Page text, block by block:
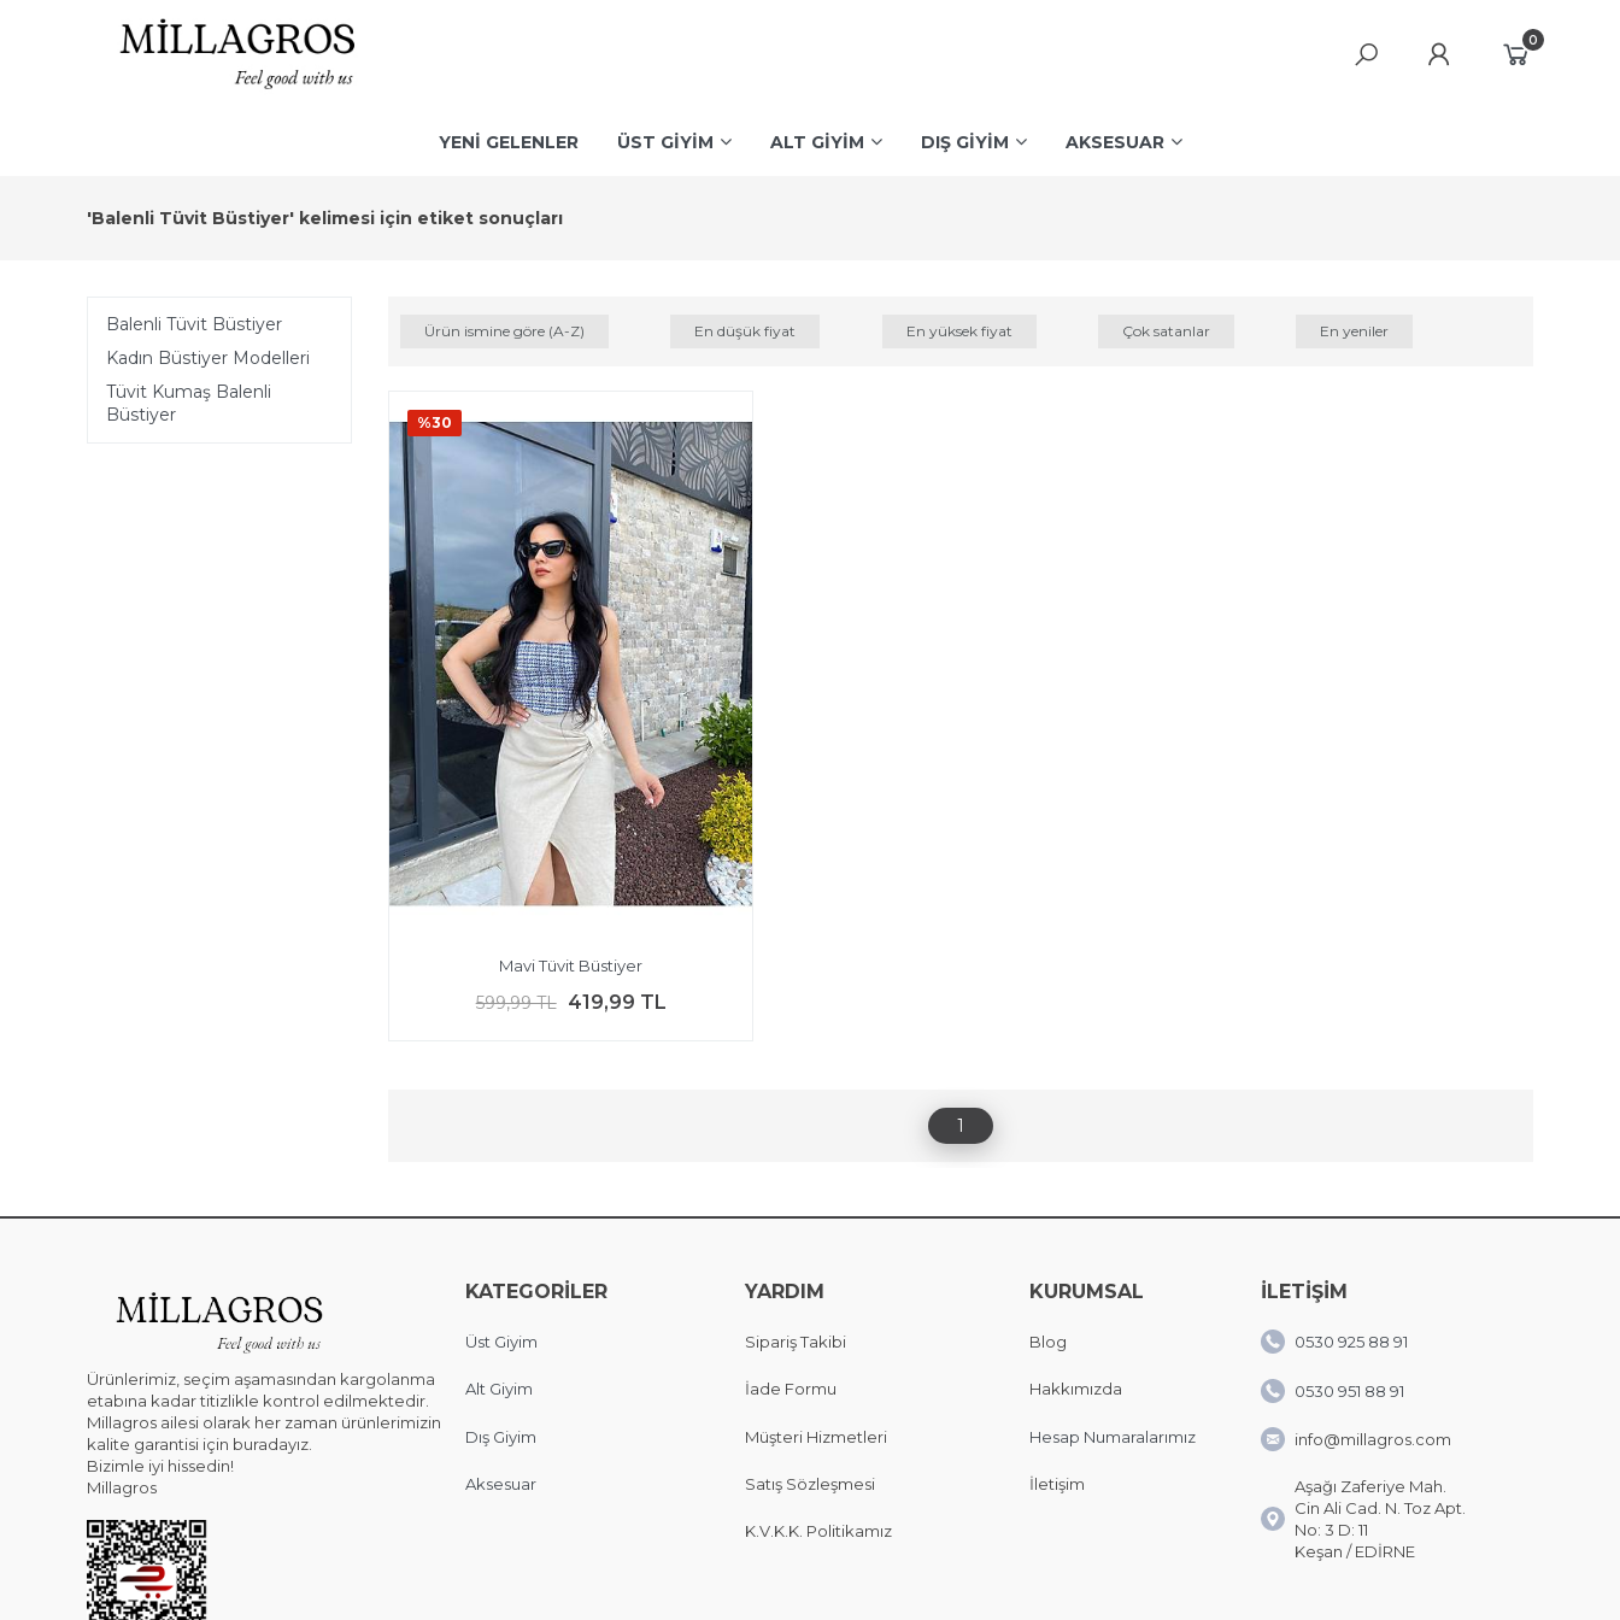
0
YENİ GELENLER ÜST GİYİM ALT GİYİM DIŞ GİYİM AKSESUAR
'Balenli Tüvit Büstiyer' kelimesi için etiket sonuçları
Balenli Tüvit Büstiyer
Kadın Büstiyer Modelleri
Tüvit Kumaş Balenli
Büstiyer
Ürün ismine göre (A-Z) En düşük fiyat En yüksek fiyat Çok satanlar En yeniler
%30
Mavi Tüvit Büstiyer
599,99 TL 419,99 TL
1
Ürünlerimiz, seçim aşamasından kargolanma
etabına kadar titizlikle kontrol edilmektedir.
Millagros ailesi olarak her zaman ürünlerimizin
kalite garantisi için buradayız.
Bizimle iyi hissedin!
Millagros
KATEGORİLER
Üst Giyim
Alt Giyim
Dış Giyim
Aksesuar
YARDIM
Sipariş Takibi
İade Formu
Müşteri Hizmetleri
Satış Sözleşmesi
K.V.K.K. Politikamız
KURUMSAL
Blog
Hakkımızda
Hesap Numaralarımız
İletişim
İLETİŞİM
0530 925 88 91
0530 951 88 91
info@millagros.com
Aşağı Zaferiye Mah.
Cin Ali Cad. N. Toz Apt.
No: 3 D: 11
Keşan / EDİRNE